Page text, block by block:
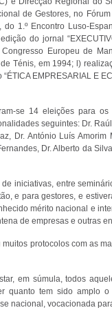
de Gestores, no
1.º Encontro Luso-
do jornal
Europeu de
Ténis, em 1994; l)
EMPRESARIAL E
se 14 eleições para
seguintes: Dr.
Dr. António Luís
Dr. Alberto da
iniciativas, entre
e para gestores, e
mérito nacional e
de empresas e outras
protocolos com as
em súmula, todos
quanto tem sido amplo
nacional, vocacionada